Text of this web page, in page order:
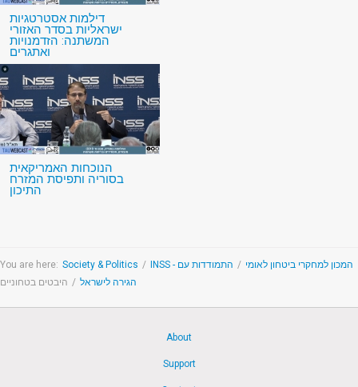
דילמות אסטרטגיות
ישראליות בסדר האזורי
המשתנה: הזדמנויות
ואתגרים
הנוכחות האמריקאית
בסוריה ותפיסת המזרח
התיכון
You are here: Society & Politics / INSS - המכון למחקרי ביטחון לאומי / התמודדות עם
הגירה לישראל / היבטים בטחוניים
About
Support